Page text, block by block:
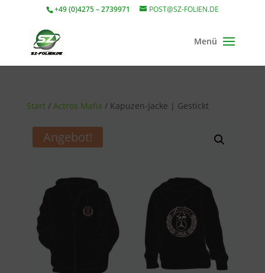
+49 (0)4275 – 2739971 POST@SZ-FOLIEN.DE
Start/ Actros Mafia / Kapuzen-Jacke | Gestickt
Angebot!